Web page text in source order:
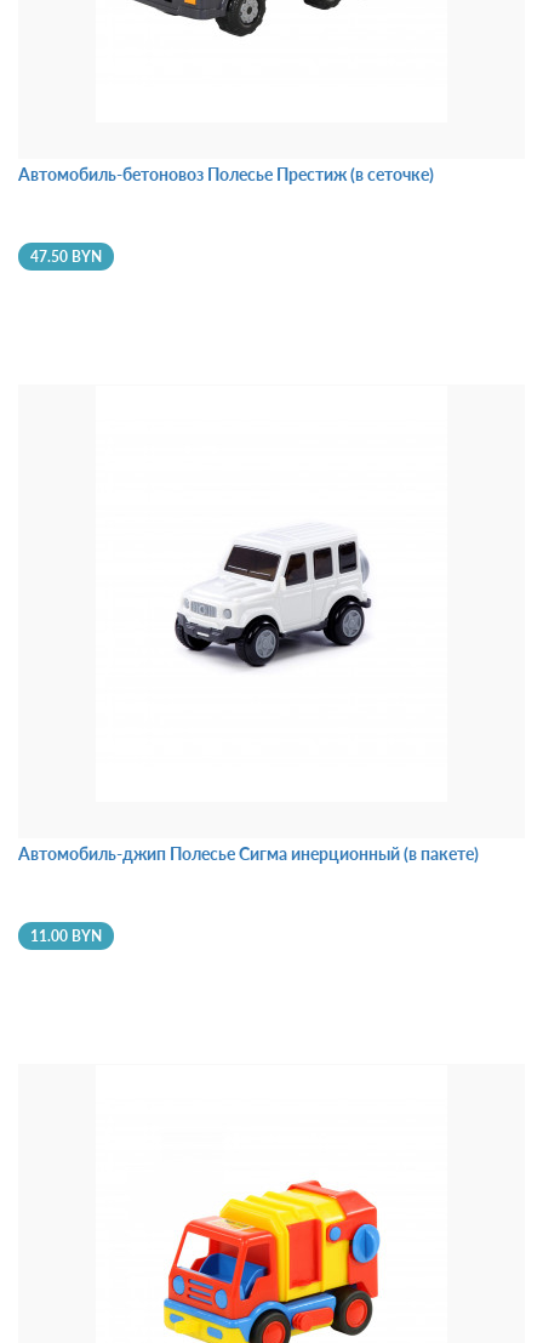
Автомобиль-бетоновоз Полесье Престиж (в сеточке)
47.50 BYN
Автомобиль-джип Полесье Сигма инерционный (в пакете)
11.00 BYN